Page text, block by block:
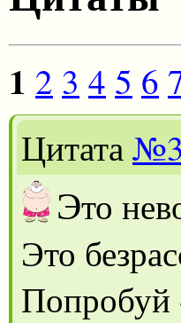
1 2 3 4 5 6
Цитата
Это
Это
Попробуй